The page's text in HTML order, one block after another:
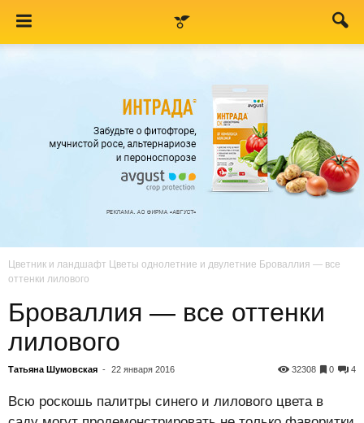
Цветник и ландшафт Цветы однолетние и двулетние Броваллия — все
оттенки лилового
Броваллия — все оттенки
лилового
Татьяна Шумовская - 22 января 2016 4
0
32308
Всю роскошь палитры синего и лилового цвета в